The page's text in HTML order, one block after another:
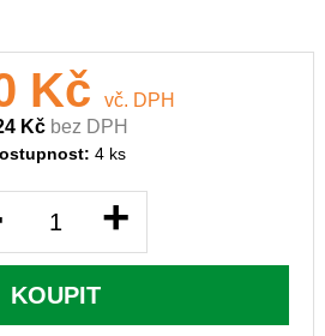
Kč
vč. DPH
Kč bez DPH
4 ks
+
KOUPIT